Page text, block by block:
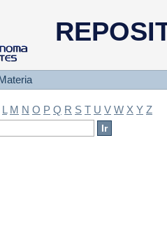
L M N O P Q R S T U V W X Y Z